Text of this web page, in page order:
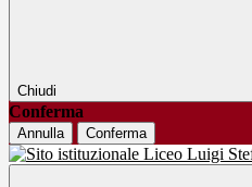
Chiudi
Conferma
Annulla Conferma